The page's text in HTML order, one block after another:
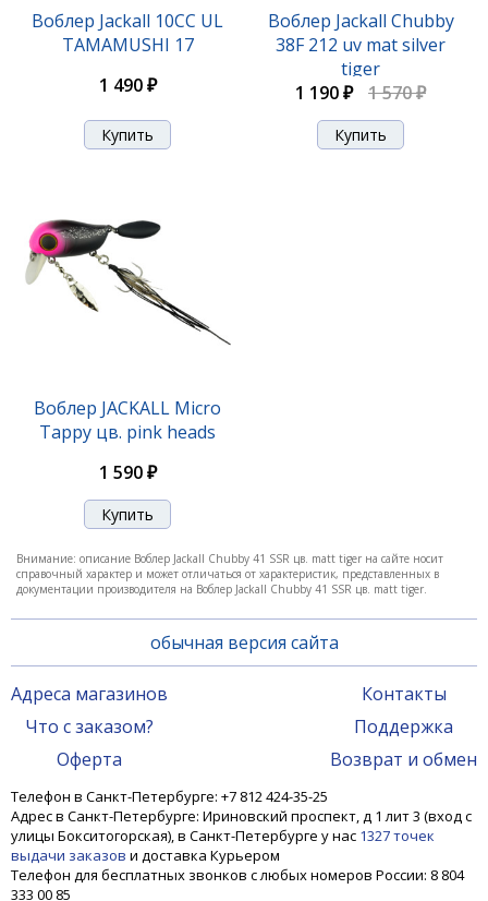
Воблер Jackall Chubby 38 SSR цв. bone
Воблер Jackall Chubby 38F 06 ghost g perch
-25%
Воблер Jackall Chubby 38F 212 uv mat silver tiger
1 190 ₽ 1 570 ₽
Воблер Jackall 10CC UL
TAMAMUSHI 17
1 490 ₽
Воблер Jackall Chubby
38F 212 uv mat silver
tiger
1 190 ₽
1 570 ₽
Воблер JACKALL Micro
Tappy цв. pink heads
1 590 ₽
Внимание: описание Воблер Jackall Chubby 41 SSR цв. matt tiger на сайте носит
справочный характер и может отличаться от характеристик, представленных в
документации производителя на Воблер Jackall Chubby 41 SSR цв. matt tiger.
обычная версия сайта
Адреса магазинов
Что с заказом?
Оферта
Контакты
Поддержка
Возврат и обмен
Телефон в Санкт-Петербурге: +7 812 424-35-25
Адрес в Санкт-Петербурге: Ириновский проспект, д 1 лит 3 (вход с
улицы Бокситогорская), в Санкт-Петербурге у нас 1327 точек
выдачи заказов и доставка Курьером
Телефон для бесплатных звонков с любых номеров России: 8 804
333 00 85